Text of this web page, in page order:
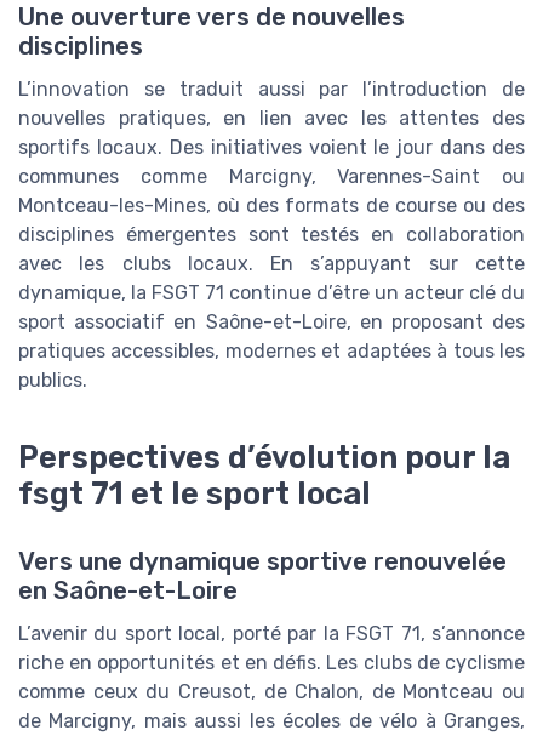
Une ouverture vers de nouvelles
disciplines
L’innovation se traduit aussi par l’introduction de
nouvelles pratiques, en lien avec les attentes des
sportifs locaux. Des initiatives voient le jour dans des
communes comme Marcigny, Varennes-Saint ou
Montceau-les-Mines, où des formats de course ou des
disciplines émergentes sont testés en collaboration
avec les clubs locaux. En s’appuyant sur cette
dynamique, la FSGT 71 continue d’être un acteur clé du
sport associatif en Saône-et-Loire, en proposant des
pratiques accessibles, modernes et adaptées à tous les
publics.
Perspectives d’évolution pour la
fsgt 71 et le sport local
Vers une dynamique sportive renouvelée
en Saône-et-Loire
L’avenir du sport local, porté par la FSGT 71, s’annonce
riche en opportunités et en défis. Les clubs de cyclisme
comme ceux du Creusot, de Chalon, de Montceau ou
de Marcigny, mais aussi les écoles de vélo à Granges,